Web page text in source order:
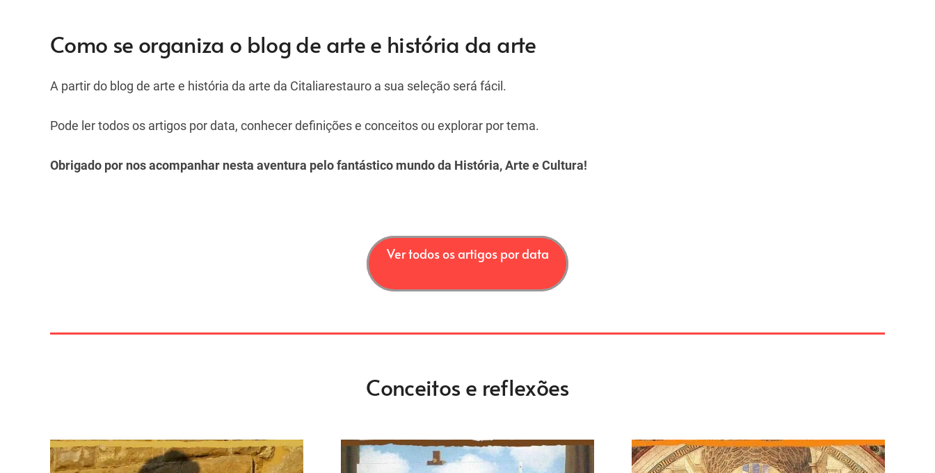
Como se organiza o blog de arte e história da arte
A partir do blog de arte e história da arte da Citaliarestauro a sua seleção será fácil.
Pode ler todos os artigos por data, conhecer definições e conceitos ou explorar por tema.
Obrigado por nos acompanhar nesta aventura pelo fantástico mundo da História, Arte e Cultura!
Ver todos os artigos por data
Conceitos e reflexões